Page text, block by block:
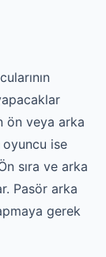
ön veya arka
ise
sıra ve arka
Pasör arka
gerek